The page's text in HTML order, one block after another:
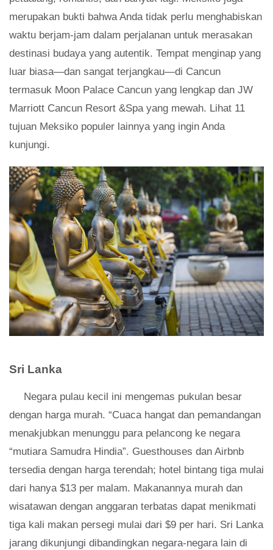
merupakan bukti bahwa Anda tidak perlu menghabiskan
waktu berjam-jam dalam perjalanan untuk merasakan
destinasi budaya yang autentik. Tempat menginap yang
luar biasa—dan sangat terjangkau—di Cancun
termasuk Moon Palace Cancun yang lengkap dan JW
Marriott Cancun Resort &Spa yang mewah. Lihat 11
tujuan Meksiko populer lainnya yang ingin Anda
kunjungi.
Sri Lanka
Negara pulau kecil ini mengemas pukulan besar
dengan harga murah. “Cuaca hangat dan pemandangan
menakjubkan menunggu para pelancong ke negara
“mutiara Samudra Hindia”. Guesthouses dan Airbnb
tersedia dengan harga terendah; hotel bintang tiga mulai
dari hanya $13 per malam. Makanannya murah dan
wisatawan dengan anggaran terbatas dapat menikmati
tiga kali makan persegi mulai dari $9 per hari. Sri Lanka
jarang dikunjungi dibandingkan negara-negara lain di